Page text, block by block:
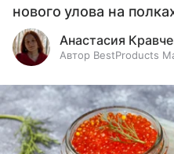
нового улова на
Анастасия
Автор BestProducts